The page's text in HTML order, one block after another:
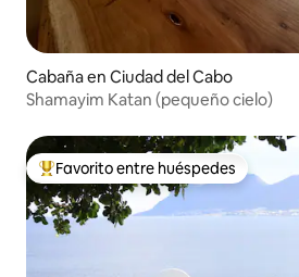
Cabaña en Ciudad del Cabo
Shamayim Katan (pequeño cielo)
Favorito entre los huéspedes más
Favorito entre huéspedes